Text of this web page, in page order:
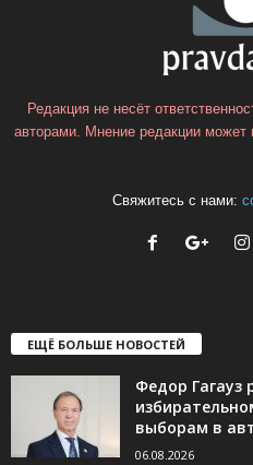
Редакция не несёт
авторами. Мнение редакции может
Свяжитесь с нами:
ЕЩЁ БОЛЬШЕ НОВОСТЕЙ
Федор Гагауз
выборам в
06.08.2026